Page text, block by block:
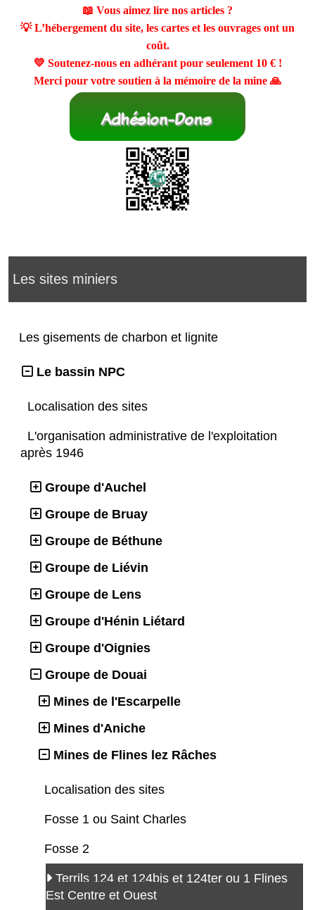
📖 Vous aimez lire nos articles ?
💡 L’hébergement du site, les cartes et les ouvrages ont un
coût.
💛 Soutenez-nous en adhérant pour seulement 10 €!
Merci pour votre soutien à la mémoire de la mine 🙏
Les sites miniers
Les gisements de charbon et lignite
Le bassin NPC
Localisation des sites
L'organisation administrative de l'exploitation
après 1946
Groupe d'Auchel
Groupe de Bruay
Groupe de Béthune
Groupe de Liévin
Groupe de Lens
Groupe d'Hénin Liétard
Groupe d'Oignies
Groupe de Douai
Mines de l'Escarpelle
Mines d'Aniche
Mines de Flines lez Râches
Localisation des sites
Fosse 1 ou Saint Charles
Fosse 2
Terrils 124 et 124bis et 124ter ou 1 Flines
Est Centre et Ouest